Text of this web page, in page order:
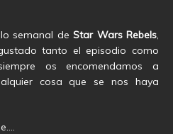
semanal de Star Wars Rebels,
tanto el episodio como
os encomendamos a
cosa que se nos haya